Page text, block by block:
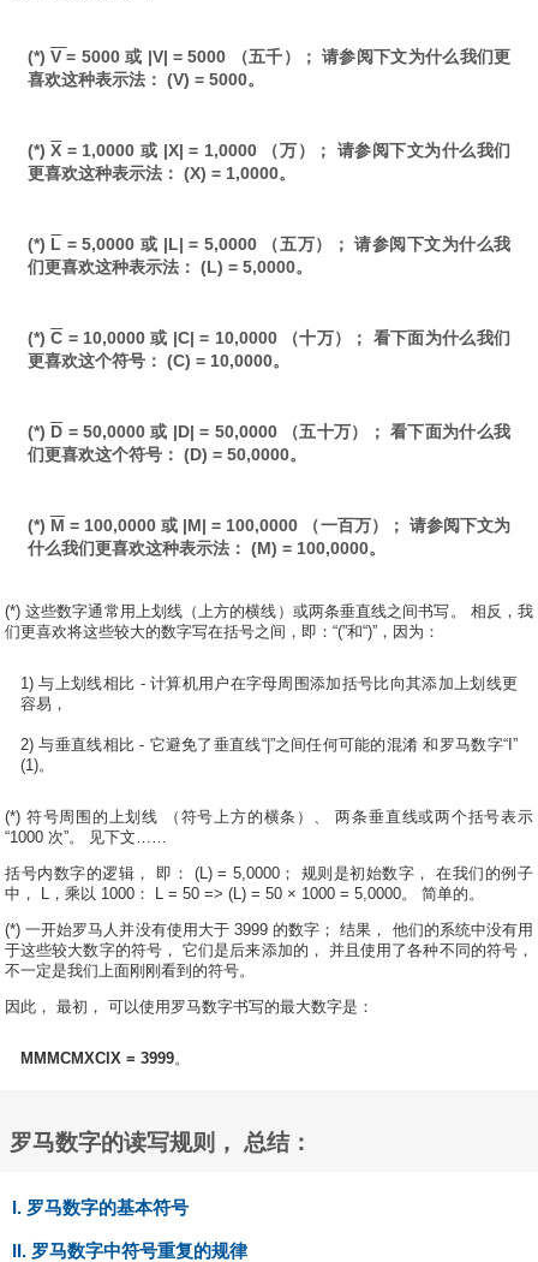
(*)V= 5000 或 |V| = 5000 （五千）； 请参阅下文为什么我们更
喜欢这种表示法： (V) = 5000。
(*)X = 1,0000 或 |X| = 1,0000 （万）； 请参阅下文为什么我们
更喜欢这种表示法： (X) = 1,0000。
(*) L = 5,0000 或 |L| = 5,0000 （五万）； 请参阅下文为什么我
们更喜欢这种表示法： (L) = 5,0000。
(*)C = 10,0000 或 |C| = 10,0000 （十万）； 看下面为什么我们
更喜欢这个符号： (C) = 10,0000。
(*) D = 50,0000 或 |D| = 50,0000 （五十万）； 看下面为什么我
们更喜欢这个符号： (D) = 50,0000。
(*) M = 100,0000 或 |M| = 100,0000 （一百万）； 请参阅下文为
什么我们更喜欢这种表示法： (M) = 100,0000。
(*) 这些数字通常用上划线（上方的横线）或两条垂直线之间书写。 相反，我
们更喜欢将这些较大的数字写在括号之间，即：“(”和“)”，因为：
1) 与上划线相比 - 计算机用户在字母周围添加括号比向其添加上划线更
容易，
2) 与垂直线相比 - 它避免了垂直线“|”之间任何可能的混淆 和罗马数字“I”
(1)。
(*) 符号周围的上划线 （符号上方的横条）、 两条垂直线或两个括号表示
“1000 次”。 见下文……
括号内数字的逻辑， 即： (L) = 5,0000； 规则是初始数字， 在我们的例子
中， L，乘以 1000： L = 50 => (L) = 50 × 1000 = 5,0000。 简单的。
(*) 一开始罗马人并没有使用大于 3999 的数字； 结果， 他们的系统中没有用
于这些较大数字的符号， 它们是后来添加的， 并且使用了各种不同的符号，
不一定是我们上面刚刚看到的符号。
因此， 最初， 可以使用罗马数字书写的最大数字是：
MMMCMXCIX = 3999。
罗马数字的读写规则， 总结：
I. 罗马数字的基本符号
II. 罗马数字中符号重复的规律